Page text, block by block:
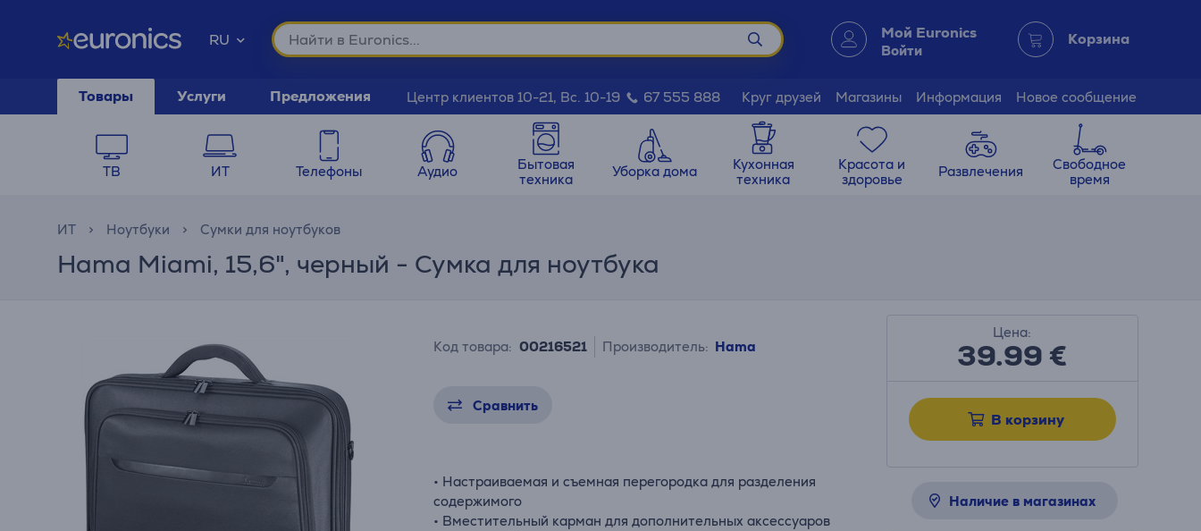
RU Мой Euronics
Войти
Корзина
Товары Услуги Предложения Центр клиентов 10-21, Вс. 10-19 67 555 888 Круг друзей Магазины Информация Новое сообщение
ТВ ИТ Телефоны Аудио
Бытовая
техника
Уборка дома
Кухонная
техника
Красота и
здоровье
Развлечения
Свободное
время
ИТ Ноутбуки Сумки для ноутбуков
Hama Miami, 15,6", черный - Сумка для ноутбука
Код товара: 00216521 Производитель: Hama
Сравнить
• Настраиваемая и съемная перегородка для разделения
содержимого
• Вместительный карман для дополнительных аксессуаров
Цена:
39.99€
В корзину
Наличие в магазинах